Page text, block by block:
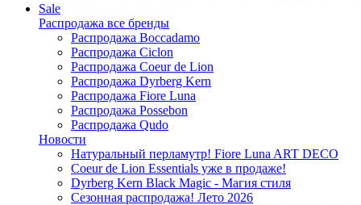
Sale
Распродажа все бренды
Распродажа Boccadamo
Распродажа Ciclon
Распродажа Coeur de Lion
Распродажа Dyrberg Kern
Распродажа Fiore Luna
Распродажа Possebon
Распродажа Qudo
Новости
Натуральный перламутр! Fiore Luna ART DECO
Coeur de Lion Essentials уже в продаже!
Dyrberg Kern Black Magic - Магия стиля
Сезонная распродажа! Лето 2026